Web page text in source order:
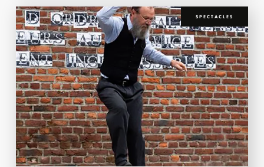
SPECTACLES